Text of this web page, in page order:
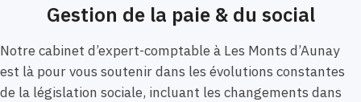
Gestion de la paie & du social
Notre cabinet d’expert-comptable à Les Monts d’Aunay
est là pour vous soutenir dans les évolutions constantes
de la législation sociale, incluant les changements dans